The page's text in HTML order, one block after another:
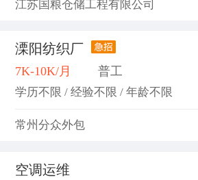
江苏国粮仓储工程有限公司
溧阳纺织厂
7K-10K/月 普工
学历不限 / 经验不限 / 年龄不限
常州分众外包
空调运维